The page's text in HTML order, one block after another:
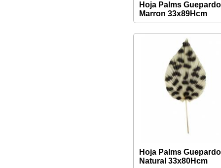
Hoja Palms Guepardo
Marron 33x89Hcm
Hoja Palms Guepardo
Natural 33x80Hcm